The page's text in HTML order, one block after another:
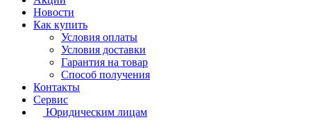
Новости
Как купить
Условия оплаты
Условия доставки
Гарантия на товар
Способ получения
Контакты
Сервис
Юридическим лицам